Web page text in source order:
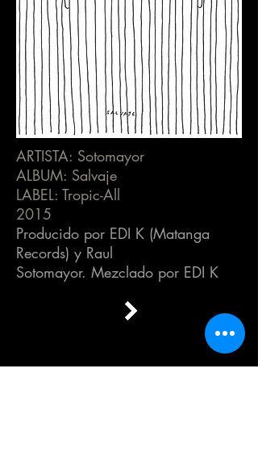
ARTISTA: Sotomayor
ALBUM: Salvaje
LABEL: Tropic-All
2015
Producido por EDI K (Matanga
Records) y Raul
Sotomayor. Mezclado por EDI K